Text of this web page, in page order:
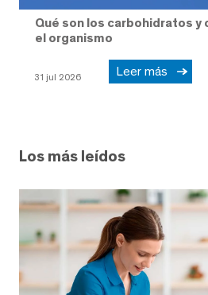
Qué son los carbohidratos y
el organismo
31 jul 2026 Leer más
Los más leídos